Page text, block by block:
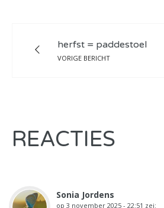
herfst = paddestoel
VORIGE BERICHT
REACTIES
Sonia Jordens
op 3 november 2025 - 22:51 zei: